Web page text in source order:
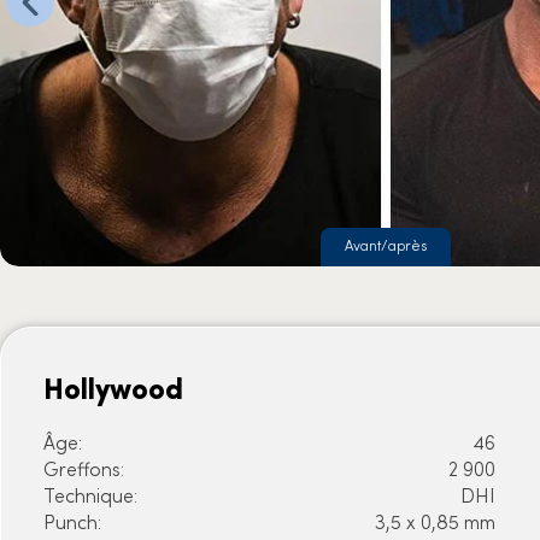
Avant/après
Hollywood
Âge:
46
Greffons:
2 900
Technique:
DHI
Punch:
3,5 x 0,85 mm